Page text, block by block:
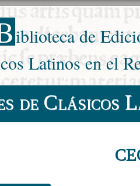
iblioteca de
Latinos en el
de Clásicos